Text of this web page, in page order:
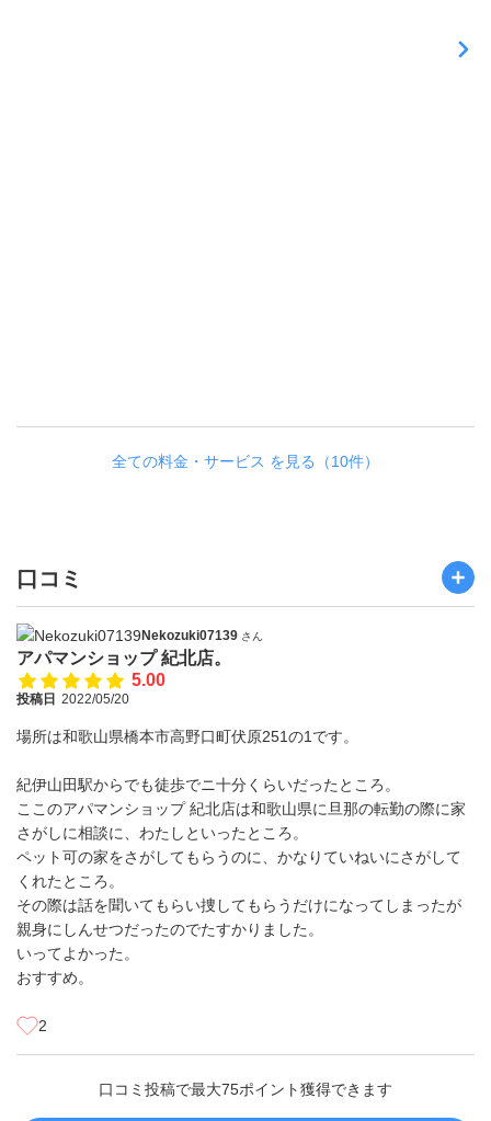
全ての料金・サービス を見る（10件）
口コミ
Nekozuki07139 さん
アパマンショップ 紀北店。
5.00
投稿日 2022/05/20
場所は和歌山県橋本市高野口町伏原251の1です。
紀伊山田駅からでも徒歩でニ十分くらいだったところ。
ここのアパマンショップ 紀北店は和歌山県に旦那の転勤の際に家
さがしに相談に、わたしといったところ。
ペット可の家をさがしてもらうのに、かなりていねいにさがして
くれたところ。
その際は話を聞いてもらい捜してもらうだけになってしまったが
親身にしんせつだったのでたすかりました。
いってよかった。
おすすめ。
2
口コミ投稿で最大75ポイント獲得できます